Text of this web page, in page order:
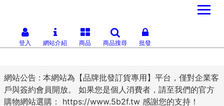
網站公告 : 本網站為【品牌批發訂貨專用】平台，僅對企業客
戶與簽約會員開放。 如果您是個人消費者，請至我們的官方
購物網站選購： https://www.5b2f.tw 感謝您的支持！
登入 網站介紹 商品 商品搜尋 批發